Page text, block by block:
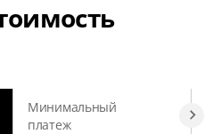
Минимальный
платеж